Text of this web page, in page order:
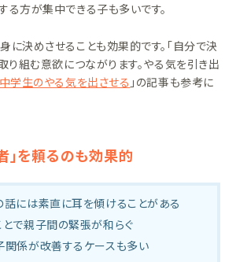
る方が集中できる子も多いです。
に決めさせることも効果的です。「自分で決
り組む意欲につながります。やる気を引き出
中学生のやる気を出させる 」の記事も参考に
」を頼るのも効果的
には素直に耳を傾けることがある
で親子間の緊張が和らぐ
関係が改善するケースも多い